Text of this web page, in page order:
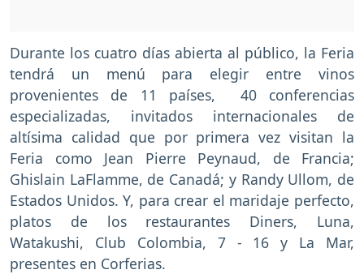
Durante los cuatro días abierta al público, la Feria
tendrá un menú para elegir entre vinos
provenientes de 11 países, 40 conferencias
especializadas, invitados internacionales de
altísima calidad que por primera vez visitan la
Feria como Jean Pierre Peynaud, de Francia;
Ghislain LaFlamme, de Canadá; y Randy Ullom, de
Estados Unidos. Y, para crear el maridaje perfecto,
platos de los restaurantes Diners, Luna,
Watakushi, Club Colombia, 7 - 16 y La Mar,
presentes en Corferias.